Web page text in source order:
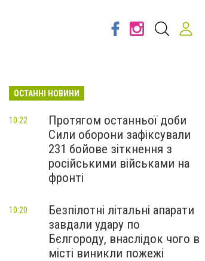
ОСТАННІ НОВИНИ
Протягом останньої доби
Сили оборони зафіксували
231 бойове зіткнення з
російськими військами на
фронті
10:22
Безпілотні літальні апарати
завдали удару по
Бєлгороду, внаслідок чого в
місті виникли пожежі
10:20